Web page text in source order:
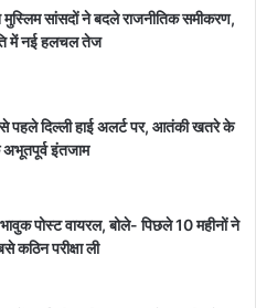
मुस्लिम सांसदों ने बदले राजनीतिक समीकरण,
में नई हलचल तेज
पहले दिल्ली हाई अलर्ट पर, आतंकी खतरे के
अभूतपूर्व इंतजाम
पोस्ट वायरल, बोले- पिछले 10 महीनों ने
कठिन परीक्षा ली